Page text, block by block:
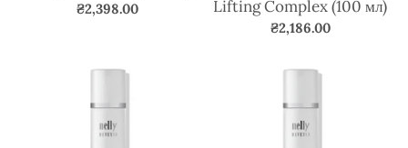
₴2,398.00
Lifting Complex (100 мл)
₴2,186.00